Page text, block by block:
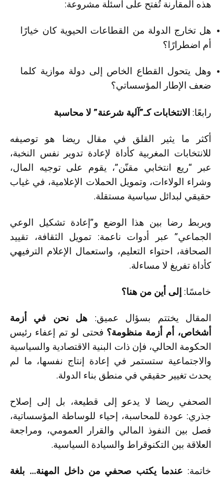
هذه المقارنة تُفتح على أسئلة مشروعة:
هل تخارج الدولة من القطاعات الحيوية كان خيارًا
أم اضطرارًا؟
وهل يتحول القطاع الخاص إلى دولة موازية كلما
ضعف الإطار المؤسساتي؟
رابعًا: الانتخابات كـ”آلية شرعنة” لا محاسبة
أكثر ما يثير القلق في مقال ريضا هو توصيفه
للانتخابات المغربية كأداة لإعادة تدوير نفس النخبة،
عبر “ريع انتخابي مقنّن”، يقوم على توجيه المال،
وشراء الولاءات، وتمويل الحملات الإعلامية، في غياب
حقيقي لبدائل سياسية مستقلة.
ويربط رضا بين هذا الوضع و”إعادة تشكيل الوعي
الجماعي” عبر أدوات ناعمة: تمويل الثقافة، تقييد
الصحافة، احتواء التعليم، واستعمال الإعلام الترفيهي
كأداة تفريغ لا مساءلة.
خامسًا: إلى أين من هنا؟
المقال يختتم بسؤال عميق: هل نحن في أزمة
أشخاص، أم أزمة منظومة؟ فحتى لو تم إعفاء رئيس
الحكومة الحالي، فإن ذات البنية الاقتصادية والسياسية
والاجتماعية ستستمر في إعادة إنتاج نفسها، ما لم
يحدث تغيير حقيقي في منطق بناء الدولة.
الصحفي ريضا لا يدعو إلى قطيعة، بل إلى إصلاح
جذري: عودة للمحاسبة، إحياء للوساطة المؤسساتية،
فصل بين النفوذ المالي والقرار العمومي، ومراجعة
العلاقة بين التكنوقراط والسيادة السياسية.
خاتمة: عندما يكتب صحفي من داخل المهنة… بلغة